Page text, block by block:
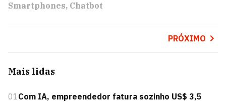
Smartphones Chatbot
PRÓXIMO
Mais lidas
01Com IA, empreendedor fatura sozinho US$ 3,5